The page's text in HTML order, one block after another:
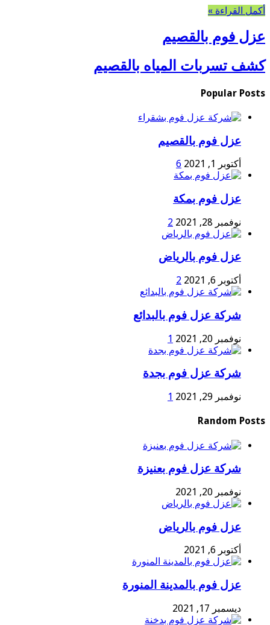
أكمل القراءة »
عزل فوم بالقصيم
كشف تسربات المياه بالقصيم
Popular Posts
عزل فوم بالقصيم
أكتوبر 1, 2021 6
عزل فوم بمكة
نوفمبر 28, 2021 2
عزل فوم بالرياض
أكتوبر 6, 2021 2
شركة عزل فوم بالبدائع
نوفمبر 20, 2021 1
شركة عزل فوم بجدة
نوفمبر 29, 2021 1
Random Posts
شركة عزل فوم بعنيزة
نوفمبر 20, 2021
عزل فوم بالرياض
أكتوبر 6, 2021
عزل فوم بالمدينة المنورة
ديسمبر 17, 2021